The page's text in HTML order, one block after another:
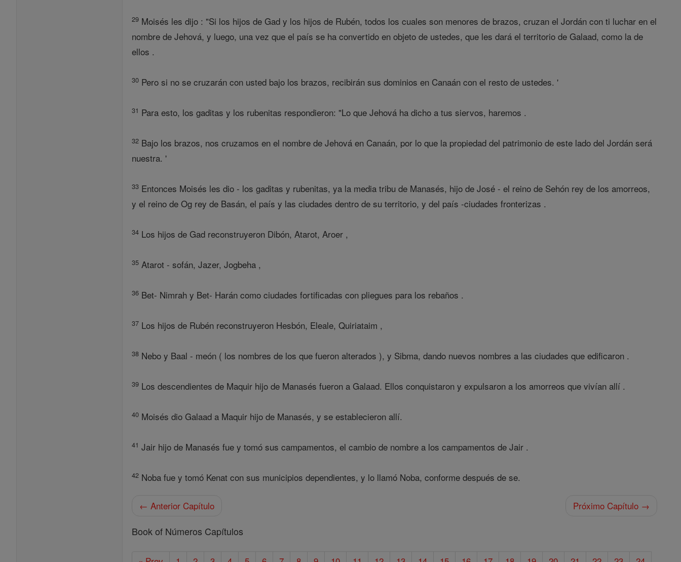
29 Moisés les dijo : "Si los hijos de Gad y los hijos de Rubén, todos los cuales son menores de brazos, cruzan el Jordán con ti luchar en el
nombre de Jehová, y luego, una vez que el país se ha convertido en objeto de ustedes, que les dará el territorio de Galaad, como la de
ellos .
30 Pero si no se cruzarán con usted bajo los brazos, recibirán sus dominios en Canaán con el resto de ustedes. '
31 Para esto, los gaditas y los rubenitas respondieron: "Lo que Jehová ha dicho a tus siervos, haremos .
32 Bajo los brazos, nos cruzamos en el nombre de Jehová en Canaán, por lo que la propiedad del patrimonio de este lado del Jordán será
nuestra. '
33 Entonces Moisés les dio - los gaditas y rubenitas, ya la media tribu de Manasés, hijo de José - el reino de Sehón rey de los amorreos,
y el reino de Og rey de Basán, el país y las ciudades dentro de su territorio, y del país -ciudades fronterizas .
34 Los hijos de Gad reconstruyeron Dibón, Atarot, Aroer ,
35 Atarot - sofán, Jazer, Jogbeha ,
36 Bet- Nimrah y Bet- Harán como ciudades fortificadas con pliegues para los rebaños .
37 Los hijos de Rubén reconstruyeron Hesbón, Eleale, Quiriataim ,
38 Nebo y Baal - meón ( los nombres de los que fueron alterados ), y Sibma, dando nuevos nombres a las ciudades que edificaron .
39 Los descendientes de Maquir hijo de Manasés fueron a Galaad. Ellos conquistaron y expulsaron a los amorreos que vivían allí .
40 Moisés dio Galaad a Maquir hijo de Manasés, y se establecieron allí.
41 Jair hijo de Manasés fue y tomó sus campamentos, el cambio de nombre a los campamentos de Jair .
42 Noba fue y tomó Kenat con sus municipios dependientes, y lo llamó Noba, conforme después de se.
← Anterior Capítulo Próximo Capítulo →
Book of Números Capítulos